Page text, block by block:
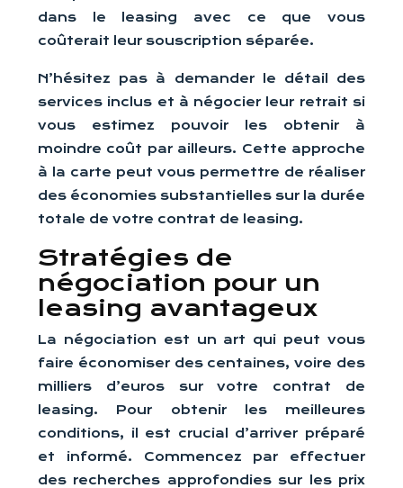
dans le leasing avec ce que vous
coûterait leur souscription séparée.
N’hésitez pas à demander le détail des
services inclus et à négocier leur retrait si
vous estimez pouvoir les obtenir à
moindre coût par ailleurs. Cette approche
à la carte peut vous permettre de réaliser
des économies substantielles sur la durée
totale de votre contrat de leasing.
Stratégies de
négociation pour un
leasing avantageux
La négociation est un art qui peut vous
faire économiser des centaines, voire des
milliers d’euros sur votre contrat de
leasing. Pour obtenir les meilleures
conditions, il est crucial d’arriver préparé
et informé. Commencez par effectuer
des recherches approfondies sur les prix